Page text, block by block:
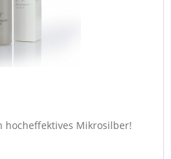
hocheffektives Mikrosilber!